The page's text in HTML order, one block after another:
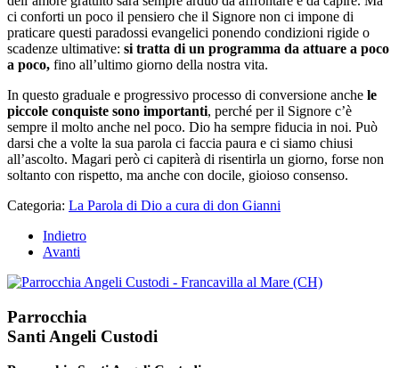
ci conforti un poco il pensiero che il Signore non ci impone di
praticare questi paradossi evangelici ponendo condizioni rigide o
scadenze ultimative: si tratta di un programma da attuare a poco
a poco, fino all’ultimo giorno della nostra vita.
In questo graduale e progressivo processo di conversione anche le
piccole conquiste sono importanti, perché per il Signore c’è
sempre il molto anche nel poco. Dio ha sempre fiducia in noi. Può
darsi che a volte la sua parola ci faccia paura e ci siamo chiusi
all’ascolto. Magari però ci capiterà di risentirla un giorno, forse non
soltanto con rispetto, ma anche con docile, gioioso consenso.
Categoria: La Parola di Dio a cura di don Gianni
Indietro
Avanti
Parrocchia
Santi Angeli Custodi